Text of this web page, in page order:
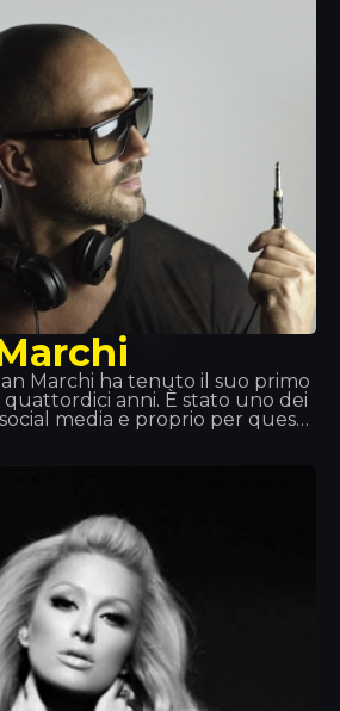
è diventato uno dei più
2015.
Marchi ha tenuto il suo primo
quattordici anni. È stato uno dei
media e proprio per questo
Disco Tropics.